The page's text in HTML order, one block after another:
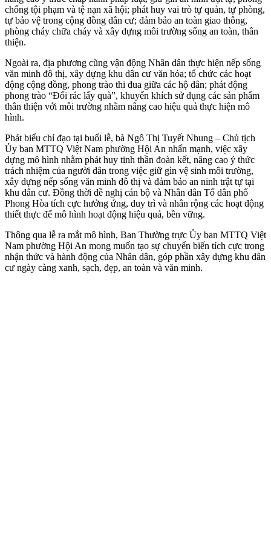
chống tội phạm và tệ nạn xã hội; phát huy vai trò tự quản, tự phòng,
tự bảo vệ trong cộng đồng dân cư; đảm bảo an toàn giao thông,
phòng cháy chữa cháy và xây dựng môi trường sống an toàn, thân
thiện.
Ngoài ra, địa phương cũng vận động Nhân dân thực hiện nếp sống
văn minh đô thị, xây dựng khu dân cư văn hóa; tổ chức các hoạt
động cộng đồng, phong trào thi đua giữa các hộ dân; phát động
phong trào “Đổi rác lấy quà”, khuyến khích sử dụng các sản phẩm
thân thiện với môi trường nhằm nâng cao hiệu quả thực hiện mô
hình.
Phát biểu chỉ đạo tại buổi lễ, bà Ngô Thị Tuyết Nhung – Chủ tịch
Ủy ban MTTQ Việt Nam phường Hội An nhấn mạnh, việc xây
dựng mô hình nhằm phát huy tinh thần đoàn kết, nâng cao ý thức
trách nhiệm của người dân trong việc giữ gìn vệ sinh môi trường,
xây dựng nếp sống văn minh đô thị và đảm bảo an ninh trật tự tại
khu dân cư. Đồng thời đề nghị cán bộ và Nhân dân Tổ dân phố
Phong Hòa tích cực hưởng ứng, duy trì và nhân rộng các hoạt động
thiết thực để mô hình hoạt động hiệu quả, bền vững.
Thông qua lễ ra mắt mô hình, Ban Thường trực Ủy ban MTTQ Việt
Nam phường Hội An mong muốn tạo sự chuyển biến tích cực trong
nhận thức và hành động của Nhân dân, góp phần xây dựng khu dân
cư ngày càng xanh, sạch, đẹp, an toàn và văn minh.